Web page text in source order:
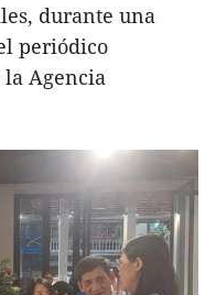
durante una
periódico
Agencia